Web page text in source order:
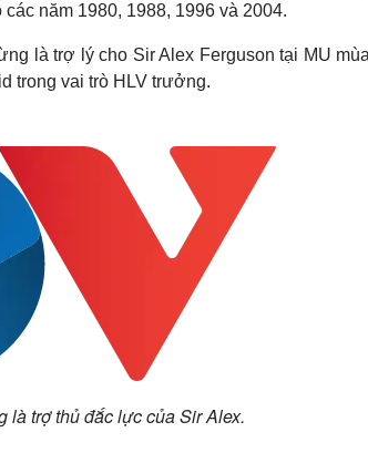
năm 1980, 1988, 1996 và 2004.
là trợ lý cho Sir Alex Ferguson tại MU
trong vai trò HLV trưởng.
là trợ thủ đắc lực của Sir Alex.